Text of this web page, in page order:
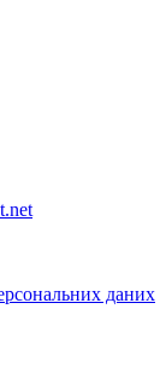
даних